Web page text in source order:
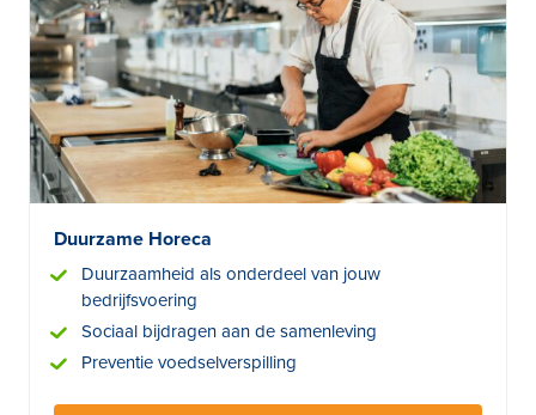
Duurzame Horeca
Duurzaamheid als onderdeel van jouw
bedrijfsvoering
Sociaal bijdragen aan de samenleving
Preventie voedselverspilling